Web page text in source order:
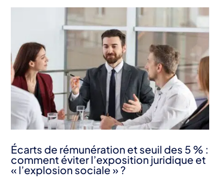
Écarts de rémunération et seuil des 5 % :
comment éviter l’exposition juridique et
« l’explosion sociale » ?